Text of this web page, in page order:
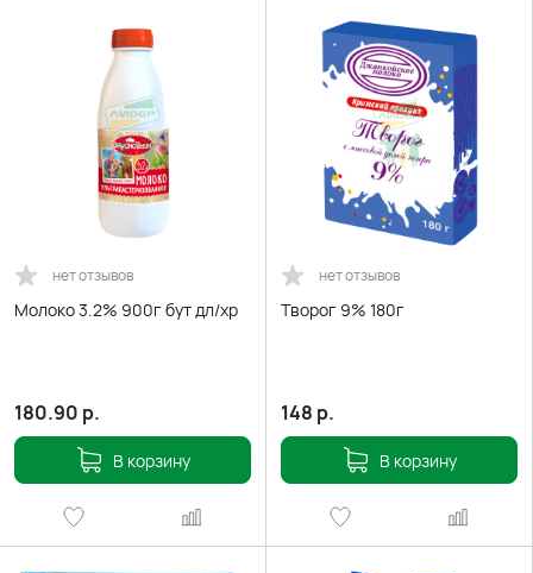
нет отзывов
Молоко 3.2% 900г бут дл/хр
180.90 р.
В корзину
нет отзывов
Творог 9% 180г
148 р.
В корзину